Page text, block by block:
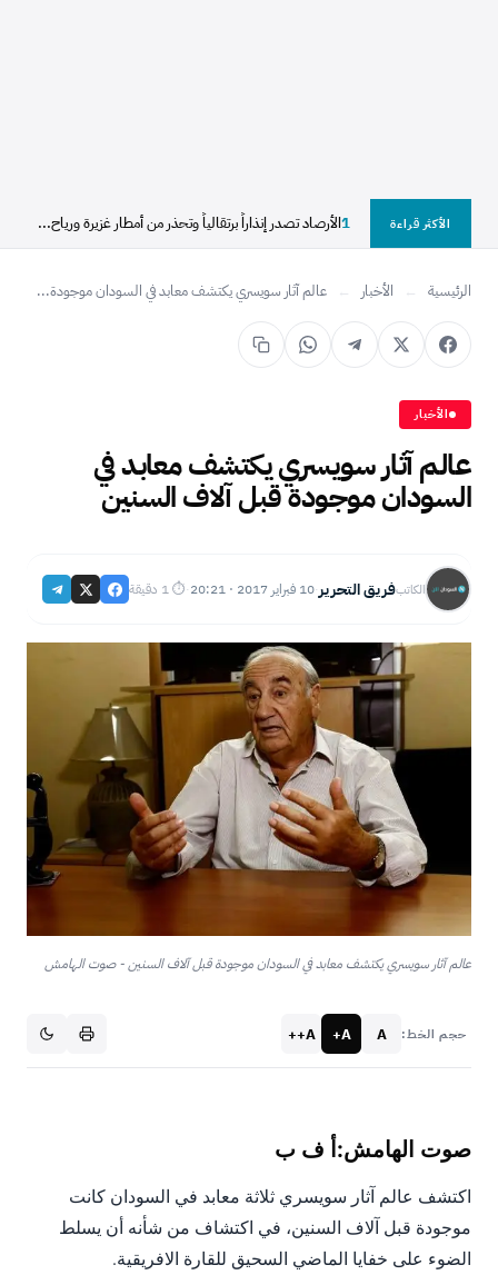
الأكثر قراءة 1الأرصاد تصدر إنذاراً برتقالياً وتحذر من أمطار غزيرة ورياح...
الرئيسية ← الأخبار ← عالم آثار سويسري يكتشف معابد في السودان موجودة...
الأخبار
عالم آثار سويسري يكتشف معابد في
السودان موجودة قبل آلاف السنين
الكاتبفريق التحرير·10 فبراير 2017 · 20:21 ·⏱ 1 دقيقة
عالم آثار سويسري يكتشف معابد في السودان موجودة قبل آلاف السنين - صوت الهامش
حجم الخط: A
A+
A++
صوت الهامش:أ ف ب
اكتشف عالم آثار سويسري ثلاثة معابد في السودان كانت
موجودة قبل آلاف السنين، في اكتشاف من شأنه أن يسلط
الضوء على خفايا الماضي السحيق للقارة الافريقية.